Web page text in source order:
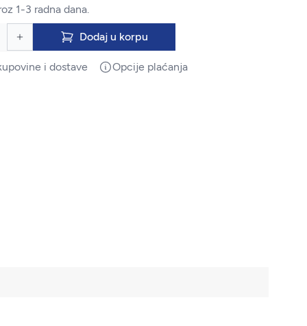
1-3 radna dana.
Dodaj u korpu
i dostave Opcije plaćanja